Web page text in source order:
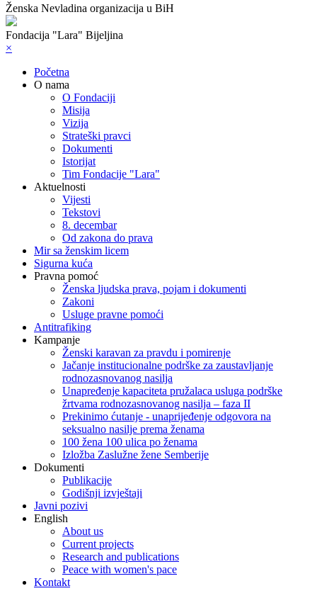
Ženska Nevladina organizacija u BiH
Fondacija "Lara" Bijeljina
×
Početna
O nama
O Fondaciji
Misija
Vizija
Strateški pravci
Dokumenti
Istorijat
Tim Fondacije "Lara"
Aktuelnosti
Vijesti
Tekstovi
8. decembar
Od zakona do prava
Mir sa ženskim licem
Sigurna kuća
Pravna pomoć
Ženska ljudska prava, pojam i dokumenti
Zakoni
Usluge pravne pomoći
Antitrafiking
Kampanje
Ženski karavan za pravdu i pomirenje
Jačanje institucionalne podrške za zaustavljanje
rodnozasnovanog nasilja
Unapređenje kapaciteta pružalaca usluga podrške
žrtvama rodnozasnovanog nasilja – faza II
Prekinimo ćutanje - unaprijeđenje odgovora na
seksualno nasilje prema ženama
100 žena 100 ulica po ženama
Izložba Zaslužne žene Semberije
Dokumenti
Publikacije
Godišnji izvještaji
Javni pozivi
English
About us
Current projects
Research and publications
Peace with women's pace
Kontakt